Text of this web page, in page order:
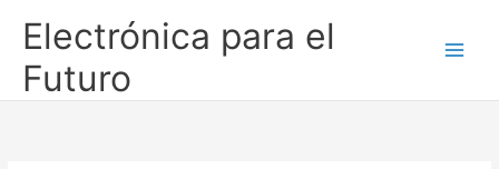
Electrónica para el
Futuro